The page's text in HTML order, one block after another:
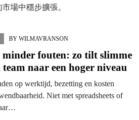
場中穩步擴張。
BY WILMAVRANSON
minder fouten: zo tilt slimme
naar een hoger niveau
op werktijd, bezetting en kosten
Niet met spreadsheets of